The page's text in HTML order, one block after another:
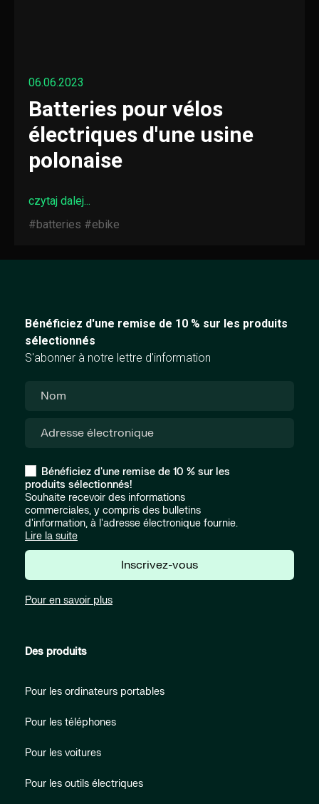
06.06.2023
Batteries pour vélos
électriques d'une usine
polonaise
czytaj dalej...
#batteries #ebike
Bénéficiez d'une remise de 10 % sur les produits
sélectionnés
S'abonner à notre lettre d'information
Bénéficiez d'une remise de 10 % sur les
produits sélectionnés!
Souhaite recevoir des informations
commerciales, y compris des bulletins
d'information, à l'adresse électronique fournie.
Lire la suite
Inscrivez-vous
Pour en savoir plus
Des produits
Pour les ordinateurs portables
Pour les téléphones
Pour les voitures
Pour les outils électriques